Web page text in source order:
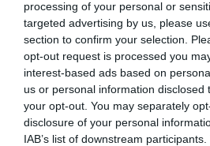
processing of your personal or
targeted advertising by us, please
section to confirm your selection.
opt-out request is processed you
interest-based ads based on
us or personal information disclosed
your opt-out. You may separately
disclosure of your personal
IAB’s list of downstream
Roma
Hablar de Roma no es mucho
primera gran ciudad de la
eso. Roma es una gran
es mundo, es eterna, si me